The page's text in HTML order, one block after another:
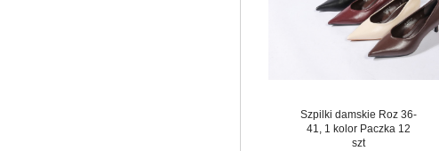
Szpilki damskie Roz 36-
41, 1 kolor Paczka 12
szt